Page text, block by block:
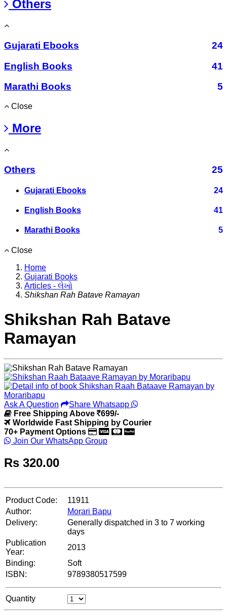
Others
Gujarati Ebooks
24
English Books
41
Marathi Books
5
Close
More
Others 25
Gujarati Ebooks 24
English Books 41
Marathi Books 5
Close
Home
Gujarati Books
Articles - લેખો
Shikshan Rah Batave Ramayan
Shikshan Rah Batave
Ramayan
Ask A Question
Share Whatsapp
Free Shipping Above
699/-
Worldwide Fast Shipping by Courier
70+ Payment Options
Join Our WhatsApp Group
Rs 320.00
Product Code:
11911
Author:
Morari Bapu
Delivery:
Generally dispatched in 3 to 7 working
days
Publication
Year:
2013
Binding:
Soft
ISBN:
9789380517599
Quantity